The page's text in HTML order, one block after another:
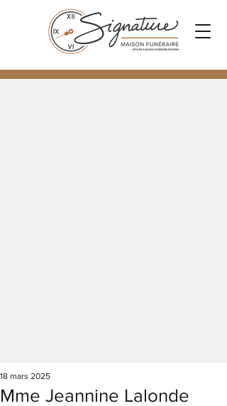
Mme Jeannine Lalonde
18 mars 2025